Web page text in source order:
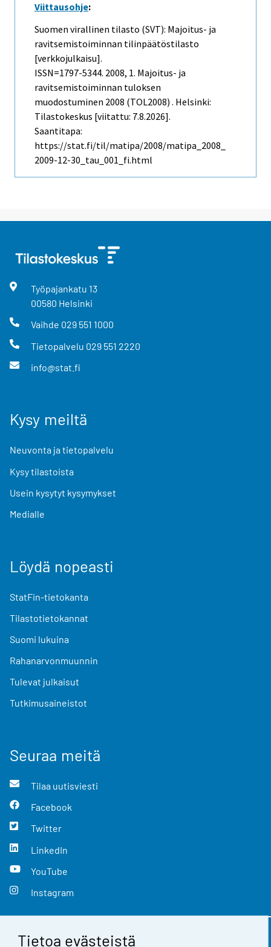
Tietoa evästeistä
Viittausohje:
Suomen virallinen tilasto (SVT): Majoitus- ja
ravitsemistoiminnan tilinpäätöstilasto
[verkkojulkaisu].
ISSN=1797-5344. 2008, 1. Majoitus- ja
ravitsemistoiminnan tuloksen
muodostuminen 2008 (TOL2008) . Helsinki:
Tilastokeskus [viitattu: 7.8.2026].
Saantitapa:
https://stat.fi/til/matipa/2008/matipa_2008_
2009-12-30_tau_001_fi.html
Työpajankatu 13
00580 Helsinki
Vaihde 029 551 1000
Tietopalvelu 029 551 2220
info@stat.fi
Kysy meiltä
Neuvonta ja tietopalvelu
Kysy tilastoista
Usein kysytyt kysymykset
Medialle
Löydä nopeasti
StatFin-tietokanta
Tilastotietokannat
Suomi lukuina
Rahanarvonmuunnin
Tulevat julkaisut
Tutkimusaineistot
Seuraa meitä
Tilaa uutisviesti
Facebook
Twitter
LinkedIn
YouTube
Instagram
Yhteystiedot